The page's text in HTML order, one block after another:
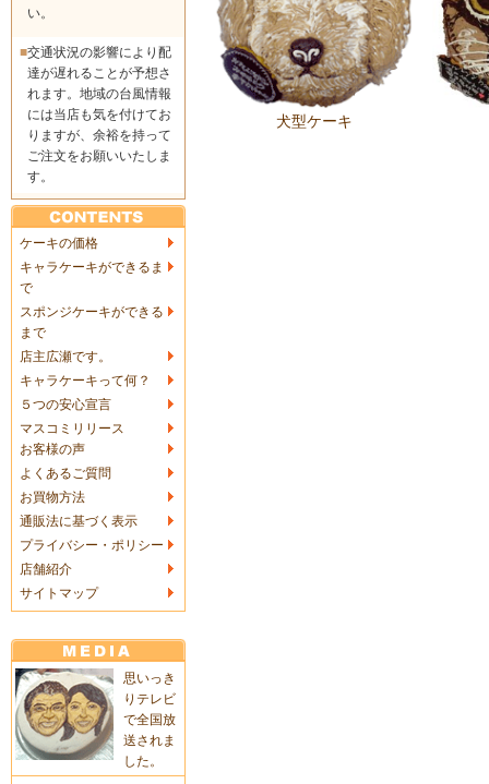
い。
■交通状況の影響により配
達が遅れることが予想さ
れます。地域の台風情報
には当店も気を付けてお
りますが、余裕を持って
ご注文をお願いいたしま
す。
ケーキの価格
キャラケーキができるま
で
スポンジケーキができる
まで
店主広瀬です。
キャラケーキって何？
５つの安心宣言
マスコミリリース
お客様の声
よくあるご質問
お買物方法
通販法に基づく表示
プライバシー・ポリシー
店舗紹介
サイトマップ
思いっき
りテレビ
で全国放
送されま
した。
犬型ケーキ